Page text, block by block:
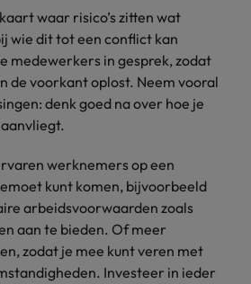
waar risico’s zitten wat
wie dit tot een conflict kan
medewerkers in gesprek, zodat
de voorkant oplost. Neem vooral
denk goed na over hoe je
werknemers op een
kunt komen, bijvoorbeeld
arbeidsvoorwaarden zoals
aan te bieden. Of meer
zodat je mee kunt veren met
Investeer in ieder